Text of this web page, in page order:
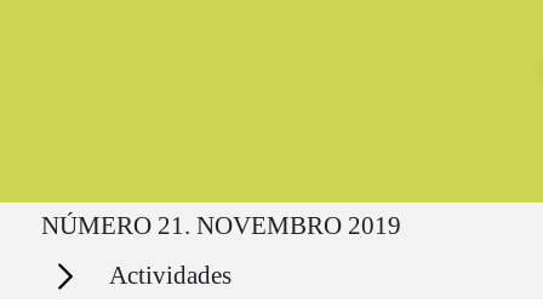
Ruta del sitio
NÚMERO 21. NOVEMBRO 2019
Secciones Actividades